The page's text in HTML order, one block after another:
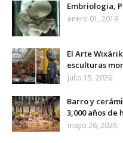
Embriologia,
enero 01, 2019
El Arte
esculturas
julio 15, 2026
Barro y
3,000 años
mayo 26, 2026